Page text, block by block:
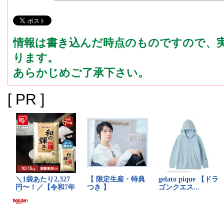
情報は書き込んだ時点のものですので、
ります。
あらかじめご了承下さい。
[ PR ]